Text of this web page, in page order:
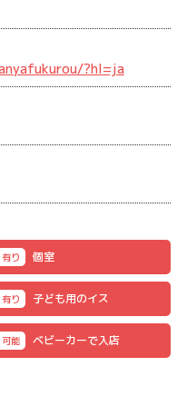
?hl=ja
有り 個室
有り 子ども用のイス
可能 ベビーカーで入店